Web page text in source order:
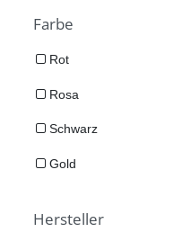
Farbe
Rot
Rosa
Schwarz
Gold
Hersteller